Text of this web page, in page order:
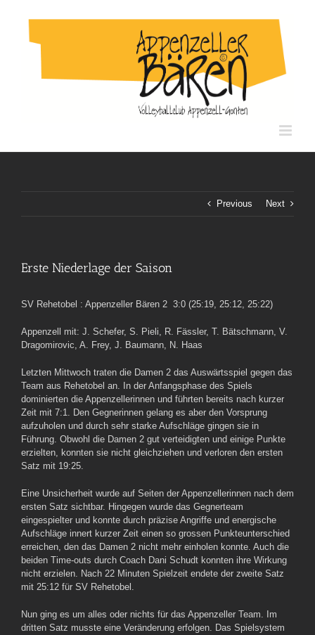
content
Previous Next
Erste Niederlage der Saison
SV Rehetobel : Appenzeller Bären 2 3:0 (25:19, 25:12, 25:22)
Appenzell mit: J. Schefer, S. Pieli, R. Fässler, T. Bätschmann, V.
Dragomirovic, A. Frey, J. Baumann, N. Haas
Letzten Mittwoch traten die Damen 2 das Auswärtsspiel gegen das
Team aus Rehetobel an. In der Anfangsphase des Spiels
dominierten die Appenzellerinnen und führten bereits nach kurzer
Zeit mit 7:1. Den Gegnerinnen gelang es aber den Vorsprung
aufzuholen und durch sehr starke Aufschläge gingen sie in
Führung. Obwohl die Damen 2 gut verteidigten und einige Punkte
erzielten, konnten sie nicht gleichziehen und verloren den ersten
Satz mit 19:25.
Eine Unsicherheit wurde auf Seiten der Appenzellerinnen nach dem
ersten Satz sichtbar. Hingegen wurde das Gegnerteam
eingespielter und konnte durch präzise Angriffe und energische
Aufschläge innert kurzer Zeit einen so grossen Punkteunterschied
erreichen, den das Damen 2 nicht mehr einholen konnte. Auch die
beiden Time-outs durch Coach Dani Schudt konnten ihre Wirkung
nicht erzielen. Nach 22 Minuten Spielzeit endete der zweite Satz
mit 25:12 für SV Rehetobel.
Nun ging es um alles oder nichts für das Appenzeller Team. Im
dritten Satz musste eine Veränderung erfolgen. Das Spielsystem